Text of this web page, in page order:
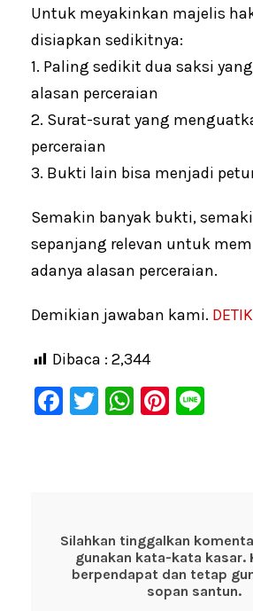
Untuk meyakinkan majelis
disiapkan sedikitnya:
1. Paling sedikit dua saksi
alasan perceraian
2. Surat-surat yang
perceraian
3. Bukti lain bisa menjadi
Semakin banyak bukti,
sepanjang relevan untuk
adanya alasan perceraian.
Demikian jawaban kami. DETIK
Dibaca : 2,344
F
o
o
T
W
p
p
Pi
Silahkan tinggalkan
gunakan kata-kata kasar.
berpendapat dan tetap
sopan santun.